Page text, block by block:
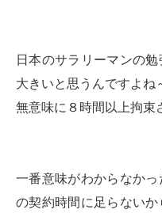
日本のサラリーマンの
大きいと思うんですよね
無意味に８時間以上拘束
一番意味がわからなか
の契約時間に足らないか